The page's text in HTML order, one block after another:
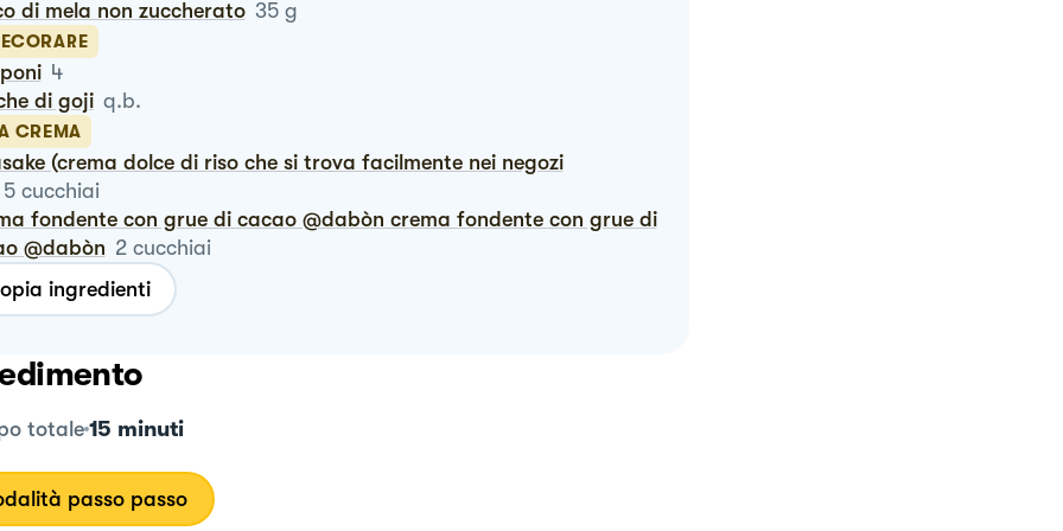
di mela non zuccherato 35 g
4
di goji q.b.
CREMA
5 cucchiai
@dabòn 2 cucchiai
ingredienti
totale 15 minuti
passo passo